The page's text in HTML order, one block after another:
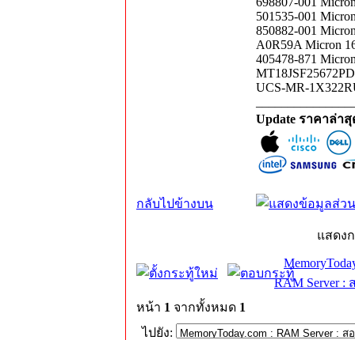
501535-001
850882-001
A0R59A Micron
405478-871
UCS-MR-
Update ราคาล่า
กลับไปข้างบน
แสดง
RAM Server :
หน้า 1 จากทั้งหมด 1
ไปยัง: